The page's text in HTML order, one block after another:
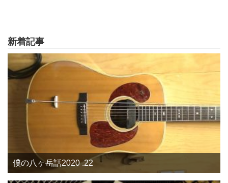
新着記事
僕の八ヶ岳話2020 .22